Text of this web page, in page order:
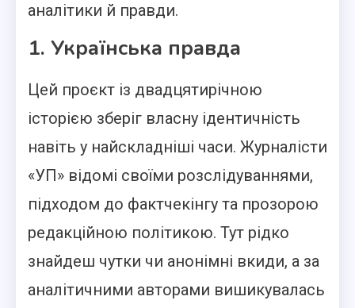
аналітики й правди.
1. Українська правда
Цей проєкт із двадцятирічною
історією зберіг власну ідентичність
навіть у найскладніші часи. Журналісти
«УП» відомі своїми розслідуваннями,
підходом до фактчекінгу та прозорою
редакційною політикою. Тут рідко
знайдеш чутки чи анонімні вкиди, а за
аналітичними авторами вишикувалась